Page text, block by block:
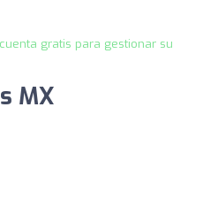
gratis para gestionar su
MX